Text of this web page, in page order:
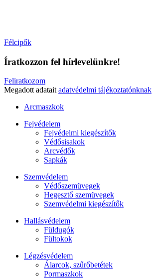
Félcipők
Íratkozzon fel hírlevelünkre!
Feliratkozom
Megadott adatait adatvédelmi tájékoztatónknak
Arcmaszkok
Fejvédelem
Fejvédelmi kiegészítők
Védősisakok
Arcvédők
Sapkák
Szemvédelem
Védőszemüvegek
Hegesztő szemüvegek
Szemvédelmi kiegészítők
Hallásvédelem
Füldugók
Fültokok
Légzésvédelem
Álarcok, szűrőbetétek
Pormaszkok